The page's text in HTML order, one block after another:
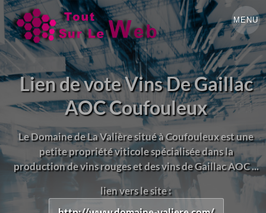
MENU
Lien de vote Vins De Gaillac
AOC Coufouleux
Le Domaine de La Valière situé à Coufouleux est une
petite propriété viticole spécialisée dans la
production de vins rouges et des vins de Gaillac AOC ...
lien vers le site :